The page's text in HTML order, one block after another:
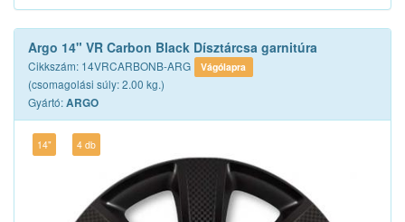
Argo 14" VR Carbon Black Dísztárcsa garnitúra
Cikkszám: 14VRCARBONB-ARG Vágólapra
(csomagolási súly: 2.00 kg.)
Gyártó:ARGO
14" 4 db